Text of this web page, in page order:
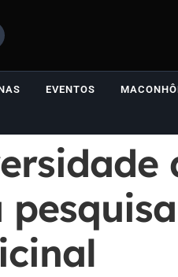
EVENTOS